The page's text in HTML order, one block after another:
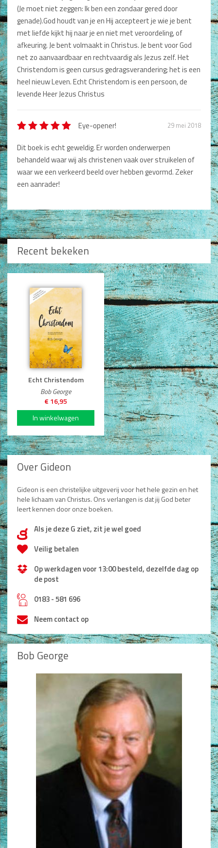
(Je moet niet zeggen: Ik ben een zondaar gered door
genade).God houdt van je en Hij accepteert je wie je bent
met liefde kijkt hij naar je en niet met veroordeling, of
afkeuring. Je bent volmaakt in Christus. Je bent voor God
net zo aanvaardbaar en rechtvaardig als Jezus zelf. Het
Christendom is geen cursus gedragsverandering; het is een
heel nieuw Leven. Echt Christendom is een persoon, de
levende Heer Jezus Christus
Eye-opener! 29 mei 2018
Dit boek is echt geweldig. Er worden onderwerpen
behandeld waar wij als christenen vaak over struikelen of
waar we een verkeerd beeld over hebben gevormd. Zeker
een aanrader!
Recent bekeken
Echt Christendom
Bob George
€ 16,95
Over Gideon
Gideon is een christelijke uitgeverij voor het hele gezin en het
hele lichaam van Christus. Ons verlangen is dat jij God beter
leert kennen door onze boeken.
dAls je deze G ziet, zit je wel goed
Veilig betalen
Op werkdagen voor 13:00 besteld, dezelfde dag op
de post
h0183 - 581 696
Neem contact op
Bob George